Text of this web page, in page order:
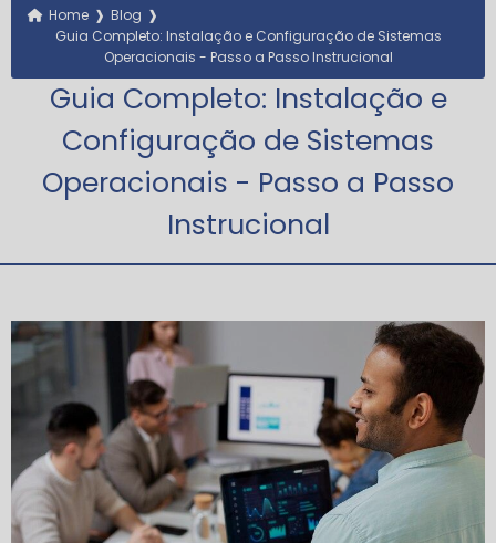
Home ❱ Blog ❱
Guia Completo: Instalação e Configuração de Sistemas
Operacionais - Passo a Passo Instrucional
Guia Completo: Instalação e
Configuração de Sistemas
Operacionais - Passo a Passo
Instrucional